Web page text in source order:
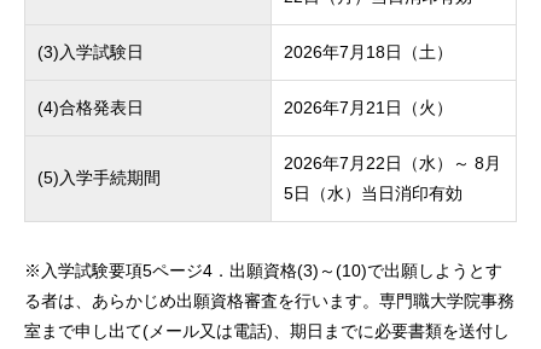
(3)入学試験日 2026年7月18日（土）
(4)合格発表日 2026年7月21日（火）
(5)入学手続期間
2026年7月22日（水）～ 8月
5日（水）当日消印有効
※入学試験要項5ページ4．出願資格(3)～(10)で出願しようとす
る者は、あらかじめ出願資格審査を行います。専門職大学院事務
室まで申し出て(メール又は電話)、期日までに必要書類を送付し